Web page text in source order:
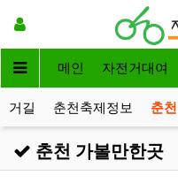
메인 자전거대여
거길 춘천축제정보 춘
춘천 가볼만한곳